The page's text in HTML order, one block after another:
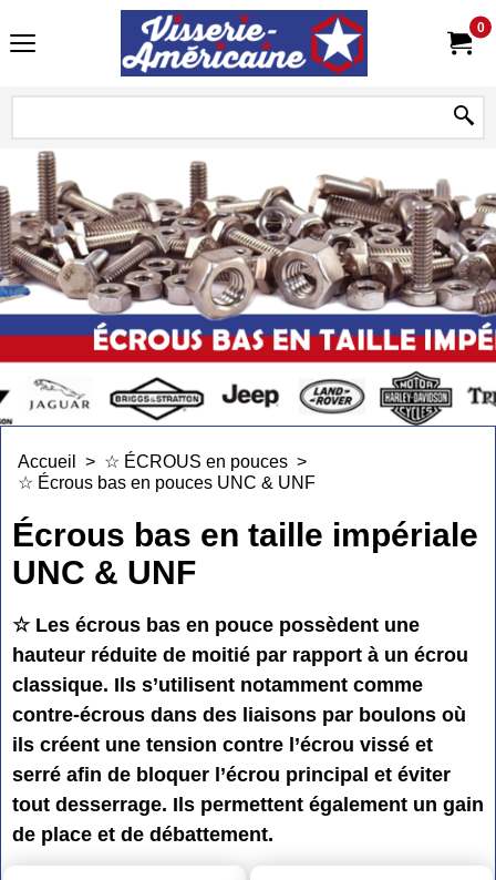
0
Accueil > ☆ ÉCROUS en pouces >
☆ Écrous bas en pouces UNC & UNF
Écrous bas en taille impériale
UNC & UNF
☆ Les écrous bas en pouce possèdent une
hauteur réduite de moitié par rapport à un écrou
classique. Ils s’utilisent notamment comme
contre-écrous dans des liaisons par boulons où
ils créent une tension contre l’écrou vissé et
serré afin de bloquer l’écrou principal et éviter
tout desserrage. Ils permettent également un gain
de place et de débattement.